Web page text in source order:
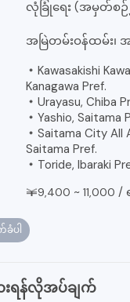
လုံခြုံရေး (အမှတ်စဉ်
အမြဲတမ်းဝန်ထမ်း၊ အ
・Kawasakishi
Kanagawa Pref.
・Urayasu, Chiba
・Yashio, Saitama
・Saitama City All
Saitama Pref.
・Toride, Ibaraki
￥9,400 ~ 11,000 /
ပါ
ရန်လိုအပ်ချက်